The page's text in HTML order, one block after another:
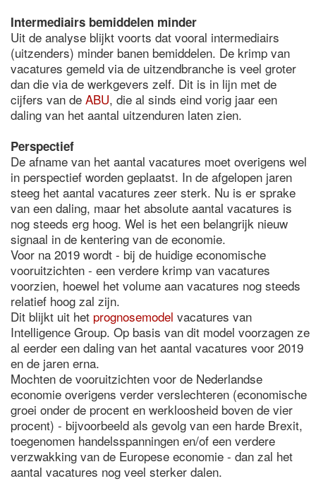
Intermediairs bemiddelen minder
Uit de analyse blijkt voorts dat vooral intermediairs
(uitzenders) minder banen bemiddelen. De krimp van
vacatures gemeld via de uitzendbranche is veel groter
dan die via de werkgevers zelf. Dit is in lijn met de
cijfers van de ABU, die al sinds eind vorig jaar een
daling van het aantal uitzenduren laten zien.
Perspectief
De afname van het aantal vacatures moet overigens wel
in perspectief worden geplaatst. In de afgelopen jaren
steeg het aantal vacatures zeer sterk. Nu is er sprake
van een daling, maar het absolute aantal vacatures is
nog steeds erg hoog. Wel is het een belangrijk nieuw
signaal in de kentering van de economie.
Voor na 2019 wordt - bij de huidige economische
vooruitzichten - een verdere krimp van vacatures
voorzien, hoewel het volume aan vacatures nog steeds
relatief hoog zal zijn.
Dit blijkt uit het prognosemodel vacatures van
Intelligence Group. Op basis van dit model voorzagen ze
al eerder een daling van het aantal vacatures voor 2019
en de jaren erna.
Mochten de vooruitzichten voor de Nederlandse
economie overigens verder verslechteren (economische
groei onder de procent en werkloosheid boven de vier
procent) - bijvoorbeeld als gevolg van een harde Brexit,
toegenomen handelsspanningen en/of een verdere
verzwakking van de Europese economie - dan zal het
aantal vacatures nog veel sterker dalen.